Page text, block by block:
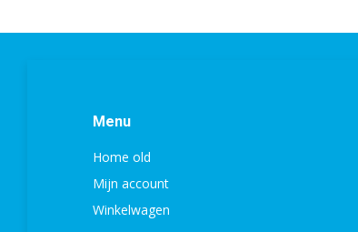
Menu
Home old
Mijn account
Winkelwagen